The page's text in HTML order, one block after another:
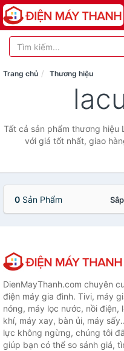
Trang chủ Thương hiệu
Tất cả sản phẩm thương hiệu
với giá tốt nhất, giao
0 Sản Phẩm
DienMayThanh.com chuyên
điện máy gia đình. Tivi, máy
nóng, máy lọc nước, nồi
khí, máy xay, bàn ủi, máy
lực không ngừng, chúng tôi
giúp bạn có thể so sánh giá,